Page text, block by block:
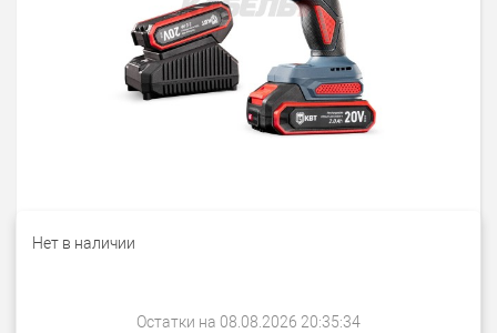
Нет в наличии
Остатки на 08.08.2026 20:35:34